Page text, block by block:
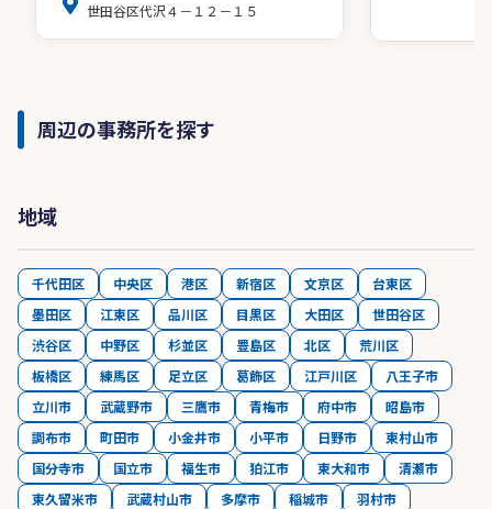
世田谷区代沢４－１２－１５
周辺の事務所を探す
地域
千代田区 中央区 港区 新宿区 文京区
台東区
墨田区
江東区 品川区 目黒区 大田区
世田谷区
渋谷区
中野区 杉並区 豊島区 北区
荒川区
板橋区
練馬区 足立区 葛飾区 江戸川区
八王子市
立川市
武蔵野市 三鷹市 青梅市 府中市
昭島市
調布市
町田市 小金井市 小平市 日野市
東村山市
国分寺市
国立市 福生市 狛江市 東大和市
清瀬市
東久留米市
武蔵村山市 多摩市 稲城市
羽村市